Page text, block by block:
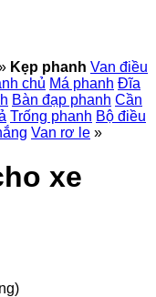
Kẹp phanh Van điều
chủ Má phanh Đĩa
Bàn đạp phanh Cần
Trống phanh Bộ điều
Van rơ le »
xe